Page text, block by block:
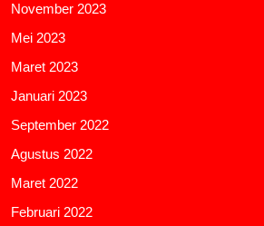
November 2023
Mei 2023
Maret 2023
Januari 2023
September 2022
Agustus 2022
Maret 2022
Februari 2022